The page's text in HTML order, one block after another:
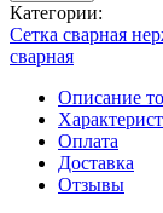
Категории:
Сетка сварная
сварная
Описание
Оплата
Доставка
Отзывы